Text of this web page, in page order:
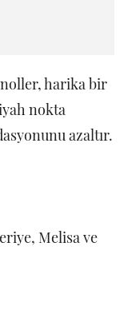
harika bir
nokta
azaltır.
Melisa ve